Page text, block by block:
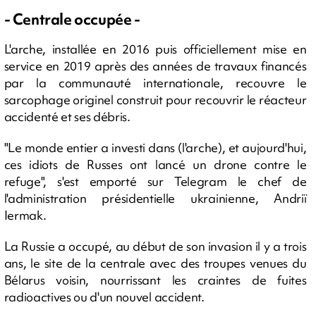
- Centrale occupée -
L'arche, installée en 2016 puis officiellement mise en
service en 2019 après des années de travaux financés
par la communauté internationale, recouvre le
sarcophage originel construit pour recouvrir le réacteur
accidenté et ses débris.
"Le monde entier a investi dans (l'arche), et aujourd'hui,
ces idiots de Russes ont lancé un drone contre le
refuge", s'est emporté sur Telegram le chef de
l'administration présidentielle ukrainienne, Andriï
Iermak.
La Russie a occupé, au début de son invasion il y a trois
ans, le site de la centrale avec des troupes venues du
Bélarus voisin, nourrissant les craintes de fuites
radioactives ou d'un nouvel accident.